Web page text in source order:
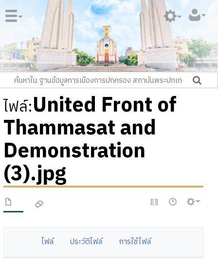
ไฟล์:United Front of
Thammasat and
Demonstration
(3).jpg
ไฟล์ ประวัติไฟล์ การใช้ไฟล์